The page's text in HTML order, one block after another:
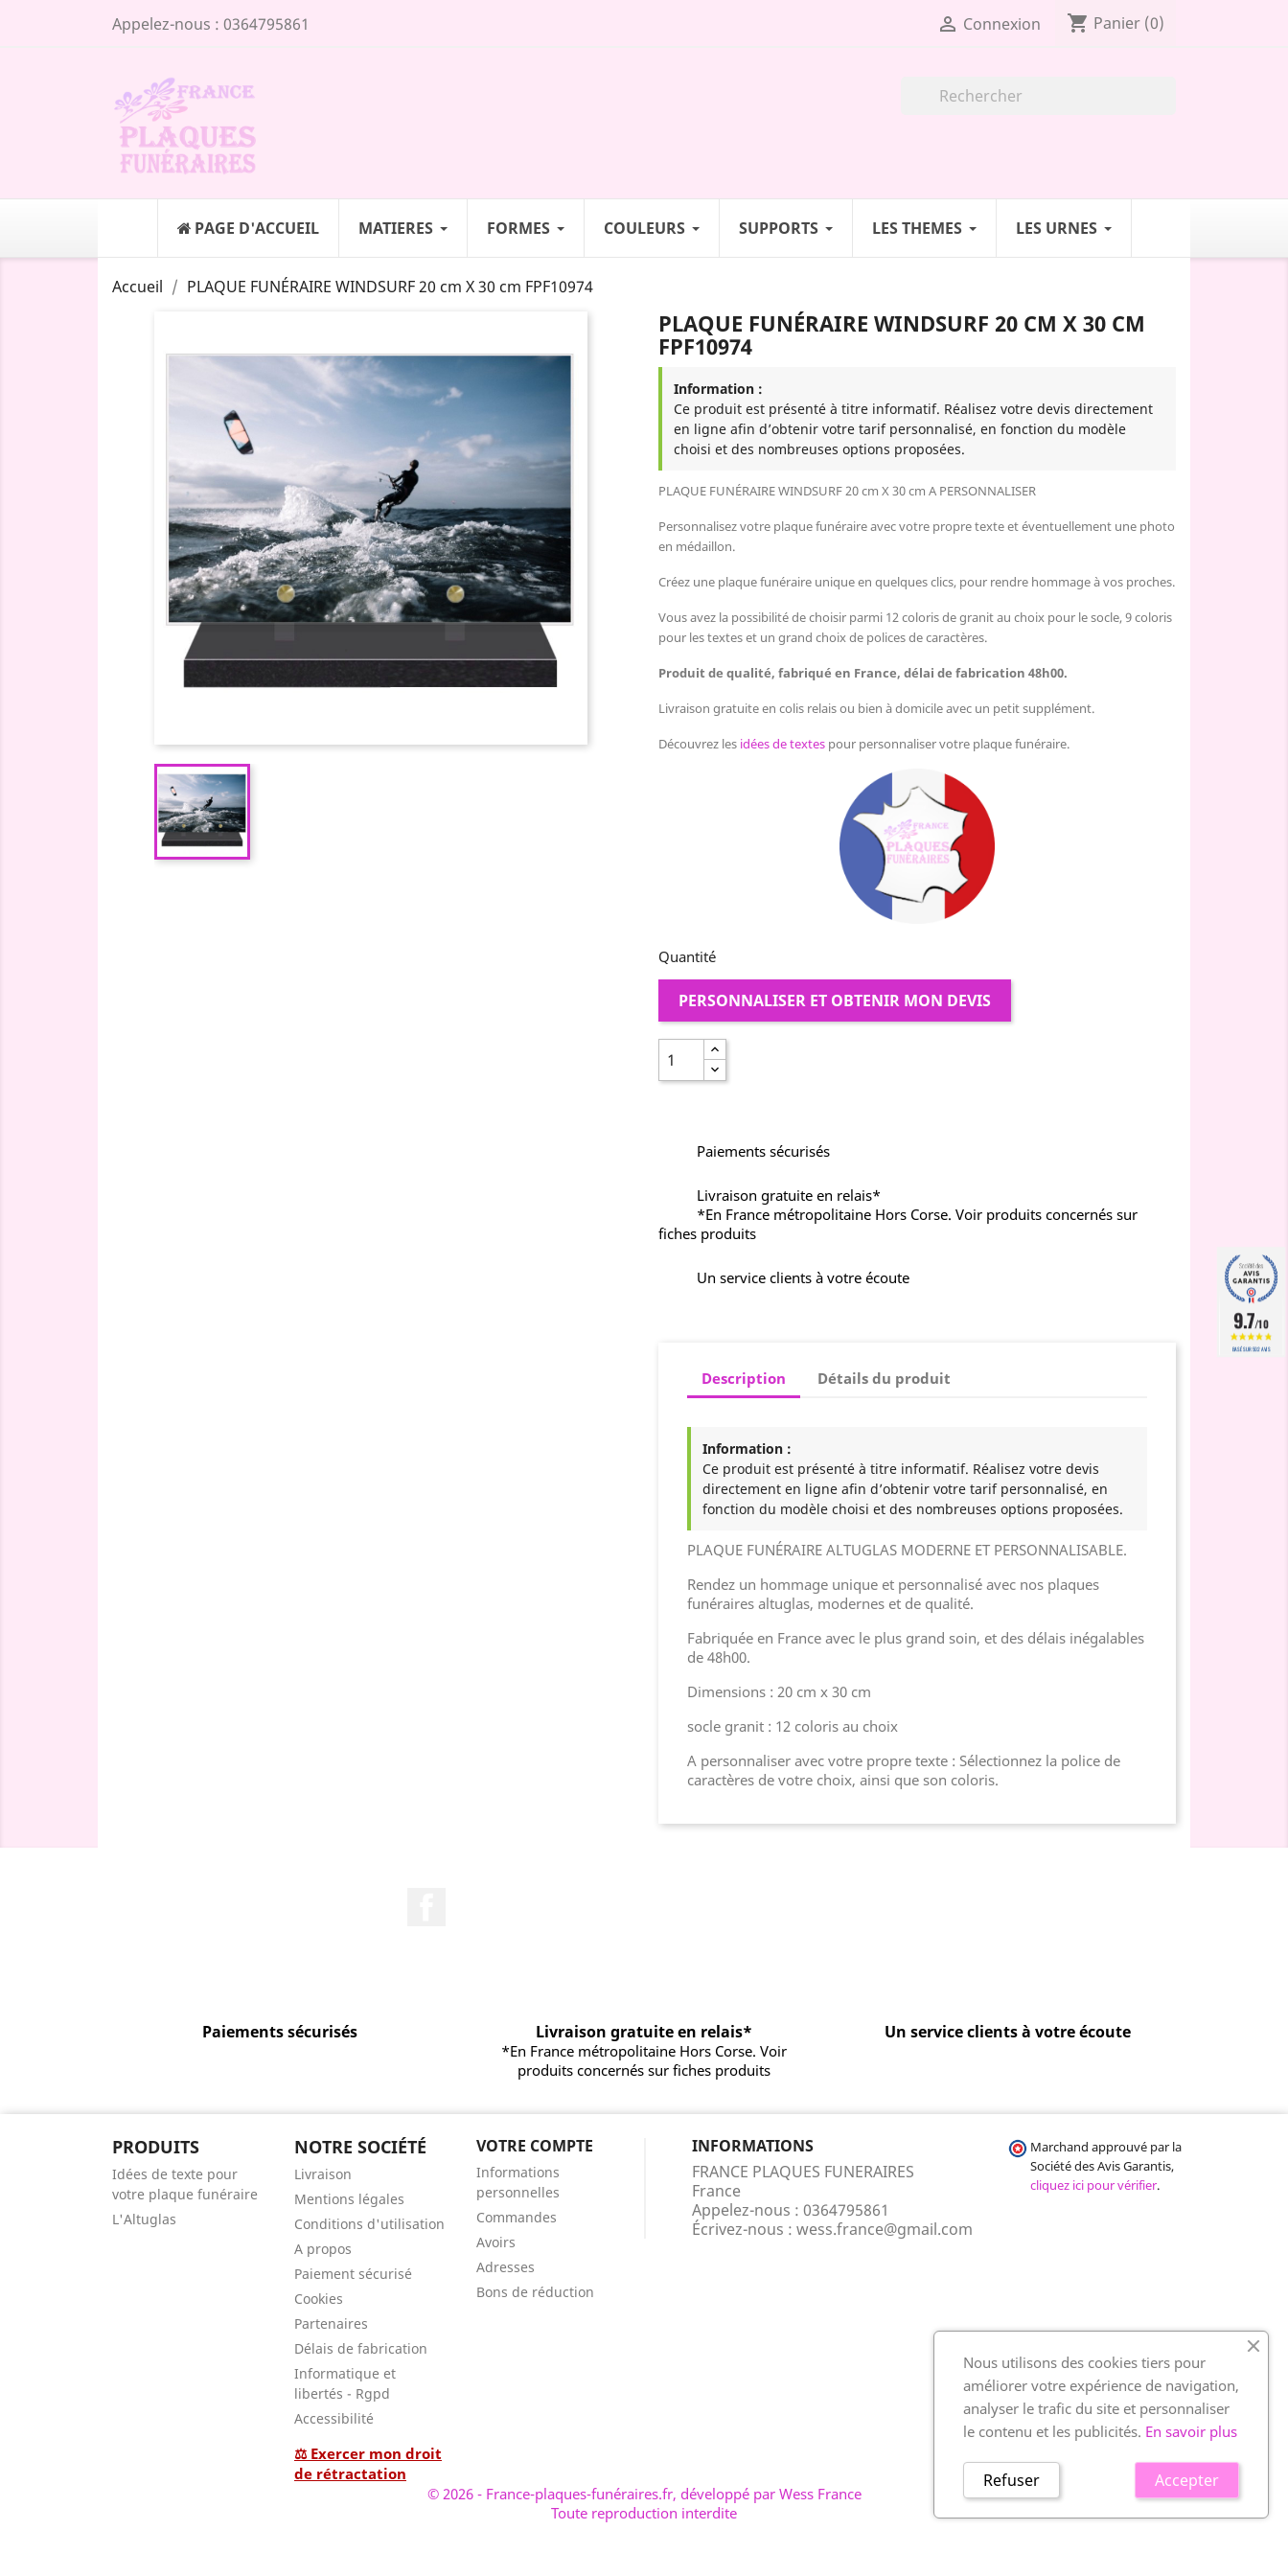
Appelez-nous : 0364795861  Connexion shopping_cart Panier (0)
PAGE D'ACCUEIL MATIERES FORMES COULEURS SUPPORTS LES THEMES LES URNES
Accueil PLAQUE FUNÉRAIRE WINDSURF 20 cm X 30 cm FPF10974
PLAQUE FUNÉRAIRE WINDSURF 20 CM X 30 CM
FPF10974
Information :
Ce produit est présenté à titre informatif. Réalisez votre devis directement
en ligne afin d’obtenir votre tarif personnalisé, en fonction du modèle
choisi et des nombreuses options proposées.
PLAQUE FUNÉRAIRE WINDSURF20 cm X 30 cm A PERSONNALISER
Personnalisez votre plaque funéraire avec votre propre texte et éventuellement une photo
en médaillon.
Créez une plaque funéraire unique en quelques clics, pour rendre hommage à vos proches.
Vous avez la possibilité de choisir parmi 12 coloris de granit au choix pour le socle, 9 coloris
pour les textes et un grand choix de polices de caractères.
Produit de qualité, fabriqué en France, délai de fabrication 48h00.
Livraison gratuite en colis relais ou bien à domicile avec un petit supplément.
Découvrez les idées de textes pour personnaliser votre plaque funéraire.
Quantité
PERSONNALISER ET OBTENIR MON DEVIS
Paiements sécurisés
Livraison gratuite en relais*
*En France métropolitaine Hors Corse. Voir produits concernés sur
fiches produits
Un service clients à votre écoute
Description Détails du produit
Information :
Ce produit est présenté à titre informatif. Réalisez votre devis
directement en ligne afin d’obtenir votre tarif personnalisé, en
fonction du modèle choisi et des nombreuses options proposées.
PLAQUE FUNÉRAIRE ALTUGLAS MODERNE ET PERSONNALISABLE.
Rendez un hommage unique et personnalisé avec nos plaques
funéraires altuglas, modernes et de qualité.
Fabriquée en France avec le plus grand soin, et des délais inégalables
de 48h00.
Dimensions : 20 cm x 30 cm
socle granit : 12 coloris au choix
A personnaliser avec votre propre texte : Sélectionnez la police de
caractères de votre choix, ainsi que son coloris.
Paiements sécurisés Livraison gratuite en relais*
*En France métropolitaine Hors Corse. Voir
produits concernés sur fiches produits
Un service clients à votre écoute
PRODUITS
Idées de texte pour
votre plaque funéraire
L'Altuglas
NOTRE SOCIÉTÉ
Livraison
Mentions légales
Conditions d'utilisation
A propos
Paiement sécurisé
Cookies
Partenaires
Délais de fabrication
Informatique et
libertés - Rgpd
Accessibilité
⚖ Exercer mon droit
de rétractation
VOTRE COMPTE
Informations
personnelles
Commandes
Avoirs
Adresses
Bons de réduction
INFORMATIONS
FRANCE PLAQUES FUNERAIRES
France
Appelez-nous : 0364795861
Écrivez-nous : wess.france@gmail.com
Marchand approuvé par la
Société des Avis Garantis,
cliquez ici pour vérifier.
© 2026 - France-plaques-funéraires.fr, développé par Wess France
Toute reproduction interdite
Nous utilisons des cookies tiers pour
améliorer votre expérience de navigation,
analyser le trafic du site et personnaliser
le contenu et les publicités. En savoir plus
Accepter
Refuser
9.7/10
BASÉ SUR 502 AVIS